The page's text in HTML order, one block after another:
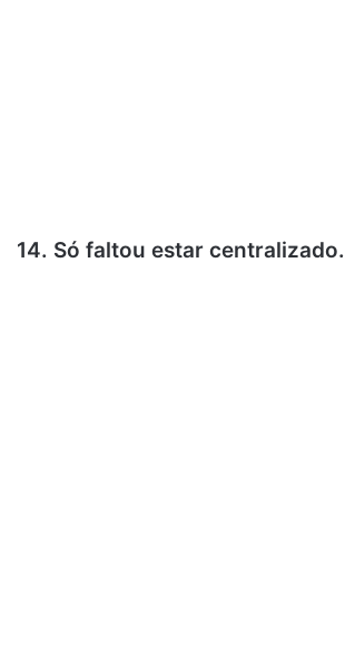
14. Só faltou estar centralizado.